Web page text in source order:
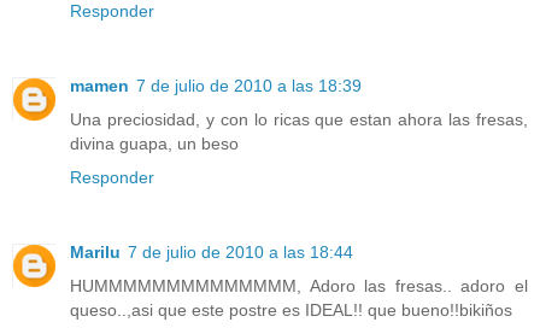
Responder
mamen 7 de julio de 2010 a las 18:39
Una preciosidad, y con lo ricas que estan ahora las fresas,
divina guapa, un beso
Responder
Marilu 7 de julio de 2010 a las 18:44
HUMMMMMMMMMMMMMM, Adoro las fresas.. adoro el
queso..,asi que este postre es IDEAL!! que bueno!!bikiños